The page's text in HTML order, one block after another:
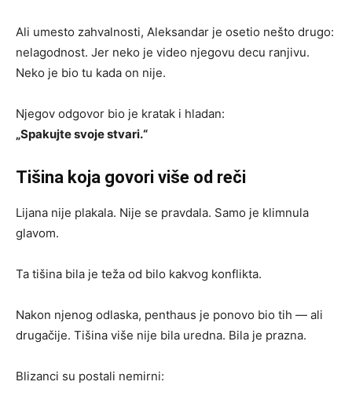
Ali umesto zahvalnosti, Aleksandar je osetio nešto drugo:
nelagodnost. Jer neko je video njegovu decu ranjivu.
Neko je bio tu kada on nije.
Njegov odgovor bio je kratak i hladan:
„Spakujte svoje stvari.“
Tišina koja govori više od reči
Lijana nije plakala. Nije se pravdala. Samo je klimnula
glavom.
Ta tišina bila je teža od bilo kakvog konflikta.
Nakon njenog odlaska, penthaus je ponovo bio tih — ali
drugačije. Tišina više nije bila uredna. Bila je prazna.
Blizanci su postali nemirni: